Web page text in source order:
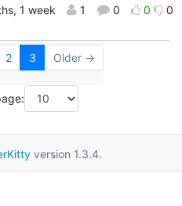
1 week 1 0 0 0
2 3 Older →
version 1.3.4.